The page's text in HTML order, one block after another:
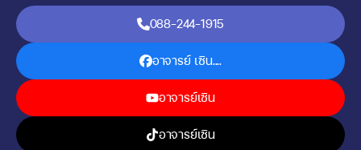
088-244-1915
อาจารย์ เซิน....
อาจารย์เซิน
อาจารย์เซิน